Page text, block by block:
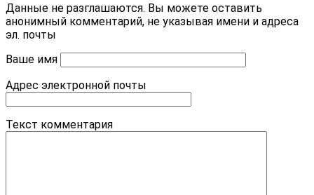
Данные не разглашаются. Вы можете оставить
анонимный комментарий, не указывая имени и адреса
эл. почты
Ваше имя
Адрес электронной почты
Текст комментария